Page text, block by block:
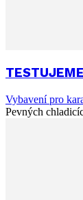
Vybavení pro
Pevných